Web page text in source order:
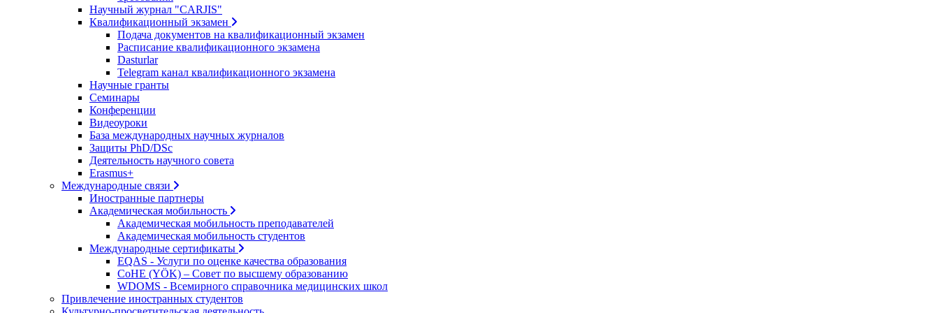
Научный журнал "CARJIS"
Квалификационный экзамен
Подача документов на квалификационный экзамен
Расписание квалификационного экзамена
Dasturlar
Telegram канал квалификационного экзамена
Научные гранты
Семинары
Конференции
Видеоуроки
База международных научных журналов
Защиты PhD/DSc
Деятельность научного совета
Erasmus+
Международные связи
Иностранные партнеры
Академическая мобильность
Академическая мобильность преподавателей
Академическая мобильность студентов
Международные сертификаты
EQAS - Услуги по оценке качества образования
CoHE (YÖK) – Совет по высшему образованию
WDOMS - Всемирного справочника медицинских школ
Привлечение иностранных студентов